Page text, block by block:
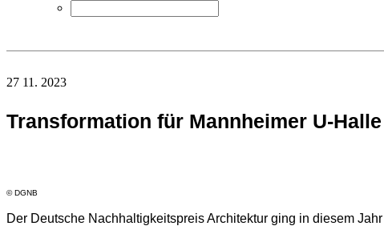
27 11. 2023
Transformation für Mannheimer U-Halle
© DGNB
Der Deutsche Nachhaltigkeitspreis Architektur ging in diesem